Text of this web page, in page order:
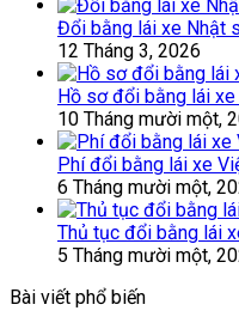
Đổi bằng lái xe Nhật
12 Tháng 3, 2026
Hồ sơ đổi bằng lái
10 Tháng mười một,
Phí đổi bằng lái xe
6 Tháng mười một,
Thủ tục đổi bằng lái
5 Tháng mười một,
Bài viết phổ biến